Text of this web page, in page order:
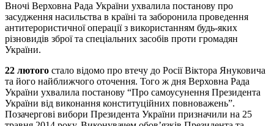
Вночі Верховна Рада України ухвалила постанову про
засудження насильства в країні та заборонила проведення
антитерористичної операції з використанням будь-яких
різновидів зброї та спеціальних засобів проти громадян
України.
22 лютого стало відомо про втечу до Росії Віктора Януковича
та його найближчого оточення. Того ж дня Верховна Рада
України ухвалила постанову “Про самоусунення Президента
України від виконання конституційних повноважень”.
Позачергові вибори Президента України призначили на 25